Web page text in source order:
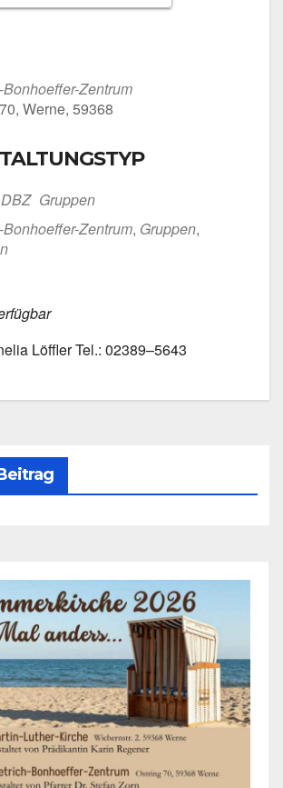
Zentrum
Wer­ne, 59368
Grup­pen
Zentrum, Grup­pen,
Löff­ler Tel.: 02389–5643